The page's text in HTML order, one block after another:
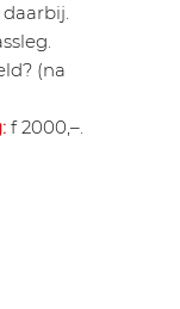
(na
f 2000,–.